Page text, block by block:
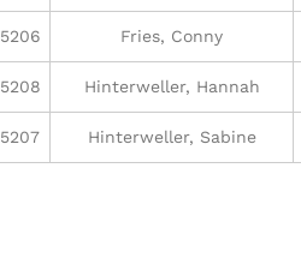
5206 Fries, Conny
5208 Hinterweller, Hannah
5207 Hinterweller, Sabine